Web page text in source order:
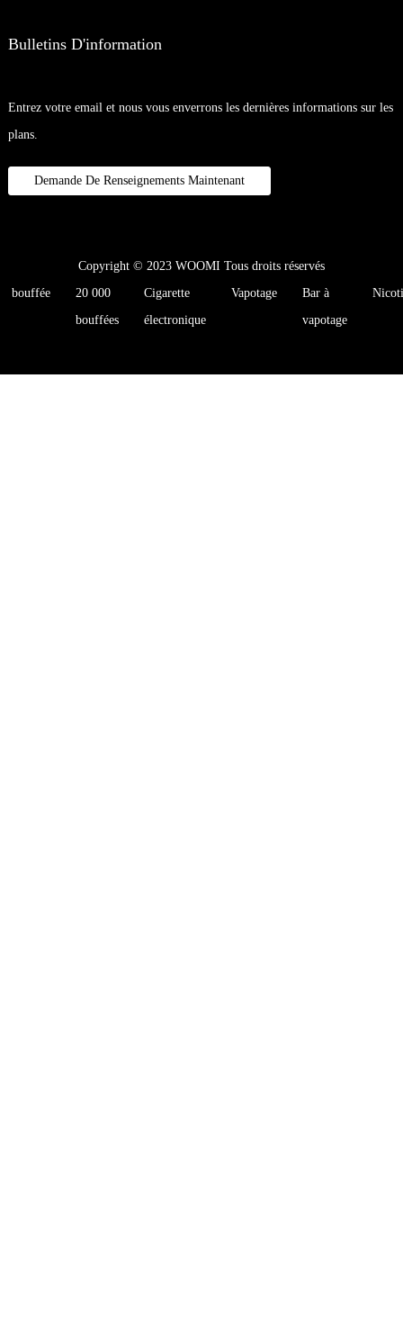
Bulletins D'information
Entrez votre email et nous vous enverrons les dernières informations sur les
plans.
Demande De Renseignements Maintenant
Copyright © 2023 WOOMI Tous droits réservés
bouffée
20 000
bouffées
Cigarette
électronique
Vapotage
Bar à
vapotage